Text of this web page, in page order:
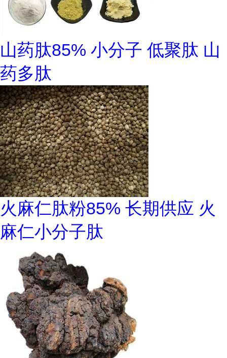
山药肽85% 小分子 低聚肽 山
药多肽
火麻仁肽粉85% 长期供应 火
麻仁小分子肽